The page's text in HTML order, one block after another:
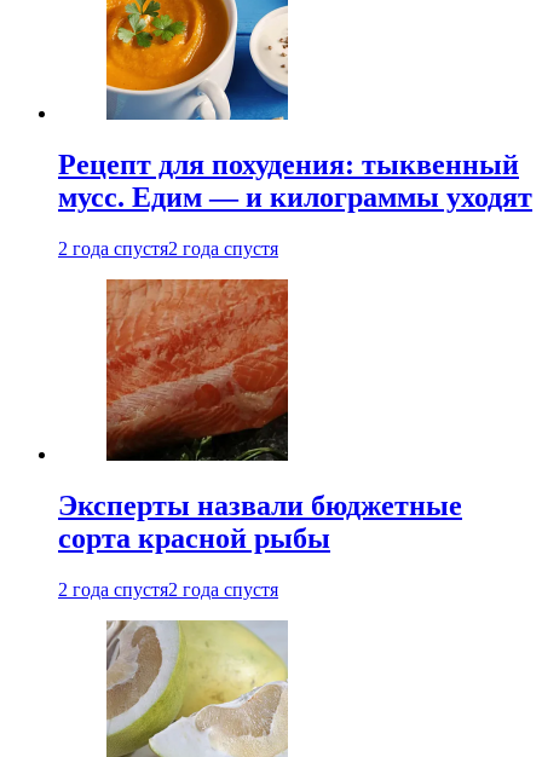
Рецепт для похудения: тыквенный
мусс. Едим — и килограммы уходят
2 года спустя2 года спустя
Эксперты назвали бюджетные
сорта красной рыбы
2 года спустя2 года спустя